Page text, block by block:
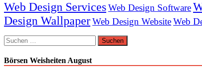
Web Design ServicesWeb Design Software
Design WallpaperWeb Design WebsiteWeb
Suchen
nach:
Börsen Weisheiten August